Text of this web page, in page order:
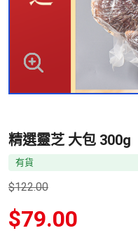
精選靈芝 大包 300g
有貨
$122.00
原
始
$79.00